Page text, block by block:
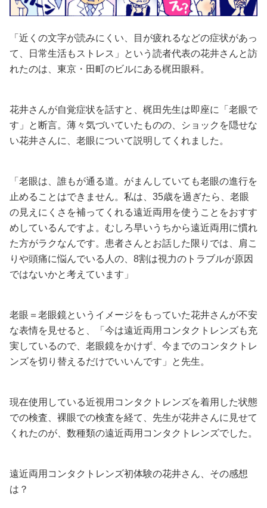
占い
性と愛
「近くの文字が読みにくい、目が疲れるなどの症状があっ
て、日常生活もストレス」という読者代表の花井さんと訪
れたのは、東京・田町のビルにある梶田眼科。
花井さんが自覚症状を話すと、梶田先生は即座に「老眼で
す」と断言。薄々気づいていたものの、ショックを隠せな
い花井さんに、老眼について説明してくれました。
「老眼は、誰もが通る道。がまんしていても老眼の進行を
止めることはできません。私は、35歳を過ぎたら、老眼
の見えにくさを補ってくれる遠近両用を使うことをおすす
めしているんですよ。むしろ早いうちから遠近両用に慣れ
た方がラクなんです。患者さんとお話した限りでは、肩こ
りや頭痛に悩んでいる人の、8割は視力のトラブルが原因
ではないかと考えています」
老眼＝老眼鏡というイメージをもっていた花井さんが不安
な表情を見せると、「今は遠近両用コンタクトレンズも充
実しているので、老眼鏡をかけず、今までのコンタクトレ
ンズを切り替えるだけでいいんです」と先生。
現在使用している近視用コンタクトレンズを着用した状態
での検査、裸眼での検査を経て、先生が花井さんに見せて
くれたのが、数種類の遠近両用コンタクトレンズでした。
遠近両用コンタクトレンズ初体験の花井さん、その感想
は？